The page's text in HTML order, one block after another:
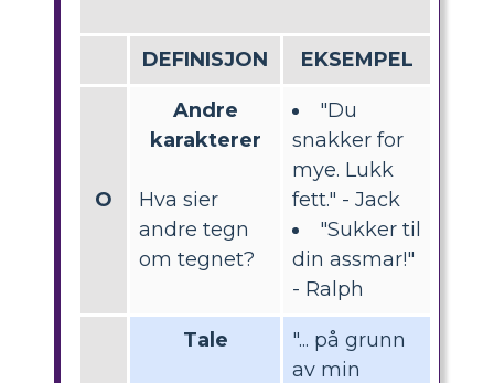
DEFINISJON EKSEMPEL
O
Andre
karakterer
Hva sier
andre tegn
om tegnet?
"Du
snakker for
mye. Lukk
fett." - Jack
"Sukker til
din assmar!"
- Ralph
Tale
"... på grunn
av min